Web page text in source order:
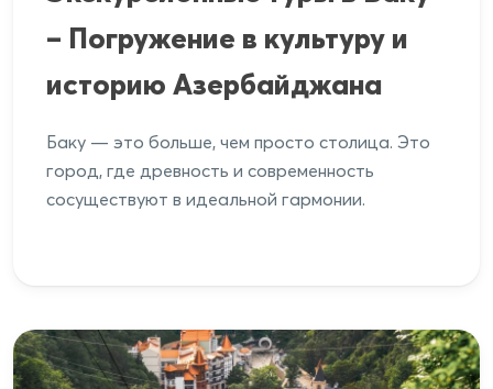
– Погружение в культуру и
историю Азербайджана
Баку — это больше, чем просто столица. Это
город, где древность и современность
сосуществуют в идеальной гармонии.